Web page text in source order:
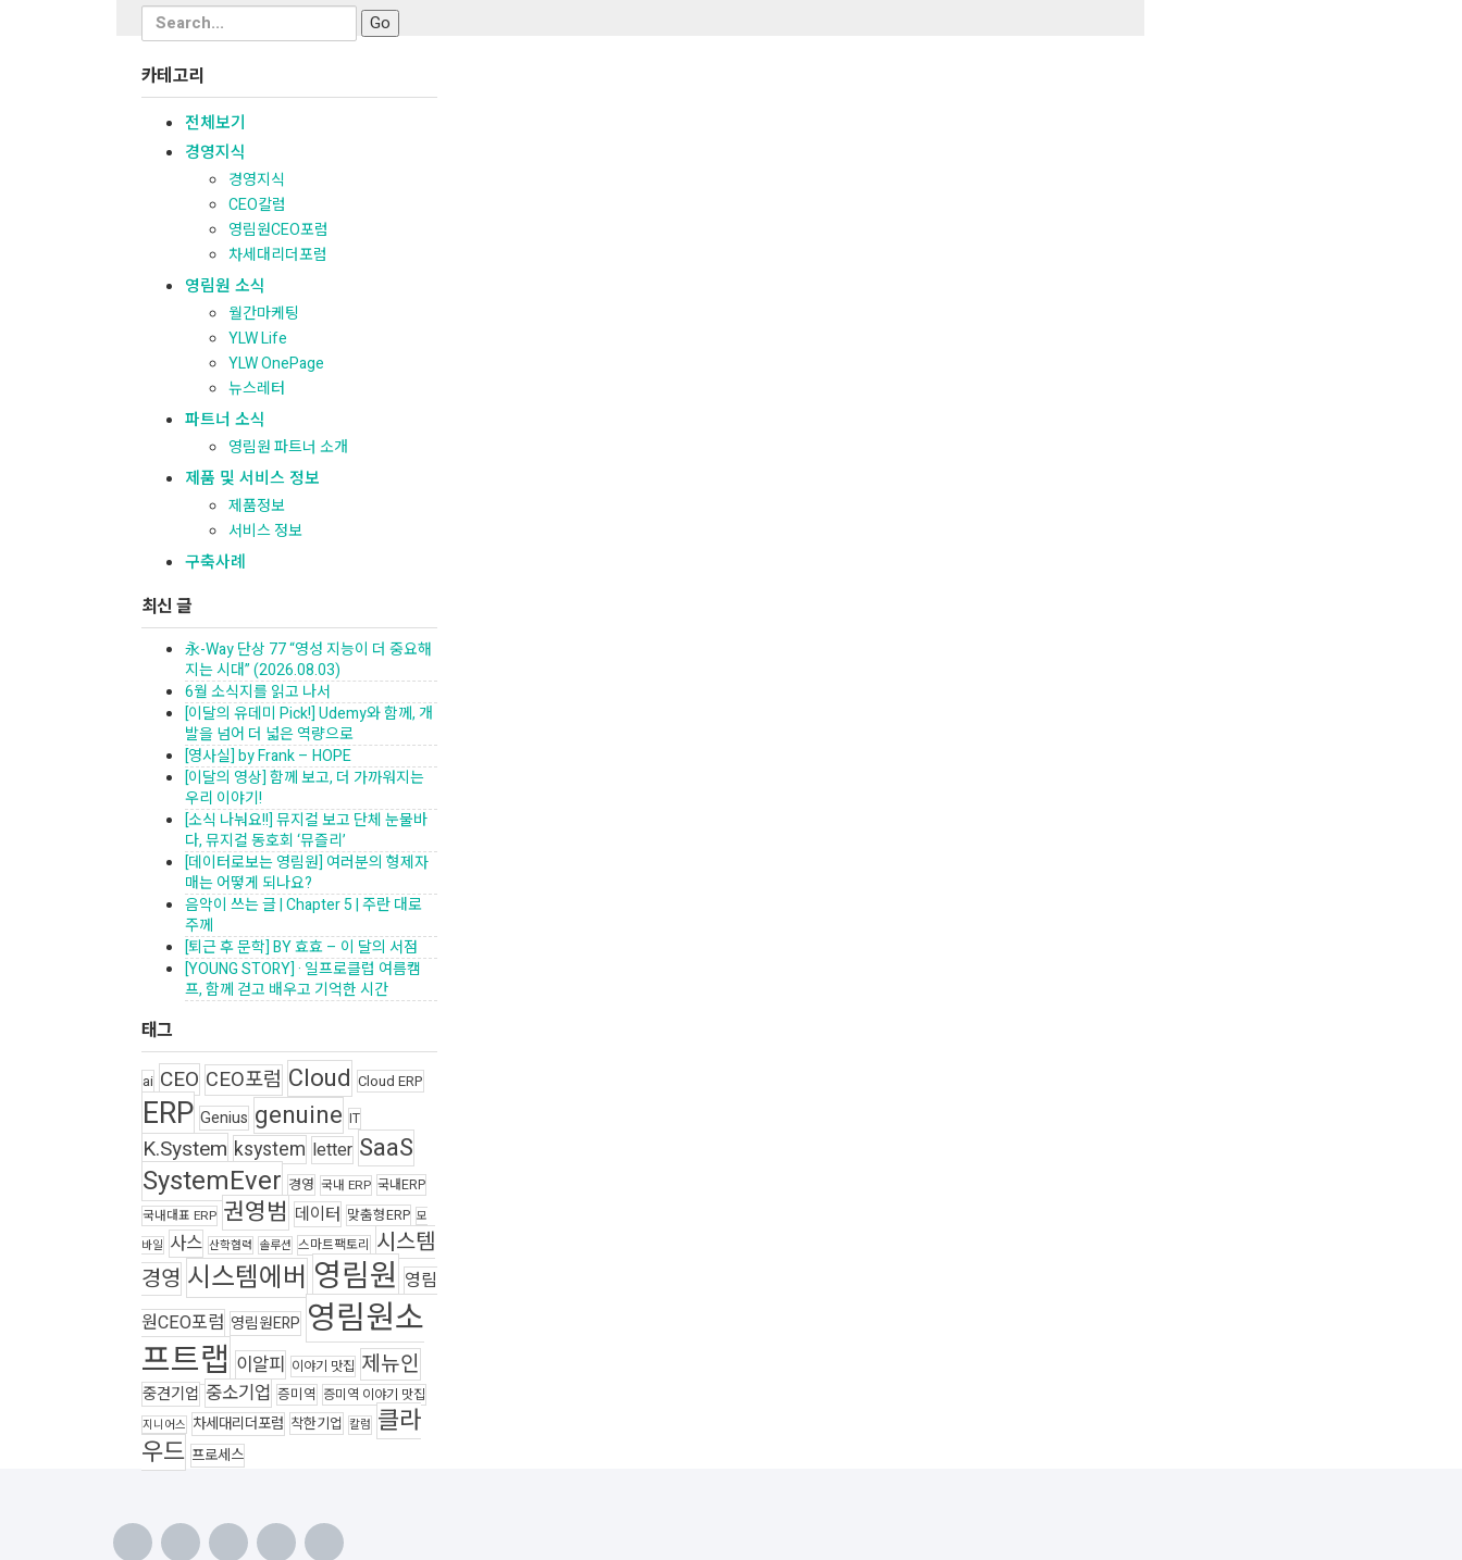
Search
for:
카테고리
전체보기
경영지식
경영지식
CEO칼럼
영림원CEO포럼
차세대리더포럼
영림원 소식
월간마케팅
YLW Life
YLW OnePage
뉴스레터
파트너 소식
영림원 파트너 소개
제품 및 서비스 정보
제품정보
서비스 정보
구축사례
최신 글
永-Way 단상 77 “영성 지능이 더 중요해
지는 시대” (2026.08.03)
6월 소식지를 읽고 나서
[이달의 유데미 Pick!] Udemy와 함께, 개
발을 넘어 더 넓은 역량으로
[영사실] by Frank – HOPE
[이달의 영상] 함께 보고, 더 가까워지는
우리 이야기!
[소식 나눠요!!] 뮤지컬 보고 단체 눈물바
다, 뮤지컬 동호회 ‘뮤즐리’
[데이터로보는 영림원] 여러분의 형제자
매는 어떻게 되나요?
음악이 쓰는 글 | Chapter 5 | 주란 대로
주께
[퇴근 후 문학] BY 효효 – 이 달의 서점
[YOUNG STORY] · 일프로클럽 여름캠
프, 함께 걷고 배우고 기억한 시간
태그
ai CEO CEO포럼 Cloud Cloud ERP
ERP Genius genuine IT
K.System ksystem letter SaaS
SystemEver 경영 국내 ERP 국내ERP
국내대표 ERP 권영범 데이터 맞춤형ERP 모
바일 사스 산학협력 솔루션 스마트팩토리 시스템
경영 시스템에버 영림원 영림
원CEO포럼 영림원ERP 영림원소
프트랩 이알피 이야기 맛집 제뉴인
중견기업 중소기업 증미역 증미역 이야기 맛집
지니어스 차세대리더포럼 착한기업 칼럼 클라
우드 프로세스